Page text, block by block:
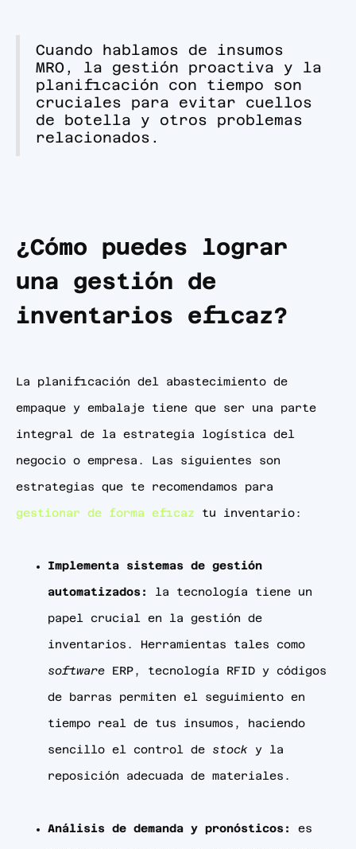
Cuando hablamos de insumos
MRO, la gestión proactiva y la
planificación con tiempo son
cruciales para evitar cuellos
de botella y otros problemas
relacionados.
¿Cómo puedes lograr
una gestión de
inventarios eficaz?
La planificación del abastecimiento de
empaque y embalaje tiene que ser una parte
integral de la estrategia logística del
negocio o empresa. Las siguientes son
estrategias que te recomendamos para
gestionar de forma eficaz tu inventario:
Implementa sistemas de gestión
automatizados: la tecnología tiene un
papel crucial en la gestión de
inventarios. Herramientas tales como
software ERP, tecnología RFID y códigos
de barras permiten el seguimiento en
tiempo real de tus insumos, haciendo
sencillo el control de stock y la
reposición adecuada de materiales.
Análisis de demanda y pronósticos: es